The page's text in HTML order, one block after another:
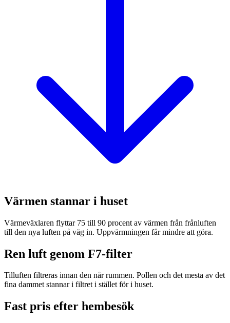
Värmen stannar i huset
Värmeväxlaren flyttar 75 till 90 procent av värmen från frånluften
till den nya luften på väg in. Uppvärmningen får mindre att göra.
Ren luft genom F7-filter
Tilluften filtreras innan den når rummen. Pollen och det mesta av det
fina dammet stannar i filtret i stället för i huset.
Fast pris efter hembesök